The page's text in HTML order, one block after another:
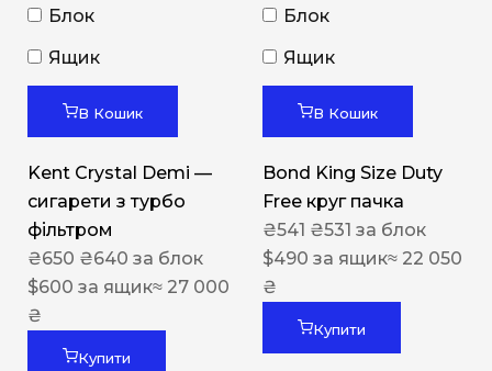
Блок
Ящик
В Кошик
Kent Crystal Demi —
сигарети з турбо
фільтром
₴650 ₴640 за блок
$600 за ящик≈ 27 000
₴
Купити
Блок
Ящик
В Кошик
Bond King Size Duty
Free круг пачка
₴541 ₴531 за блок
$490 за ящик≈ 22 050
₴
Купити